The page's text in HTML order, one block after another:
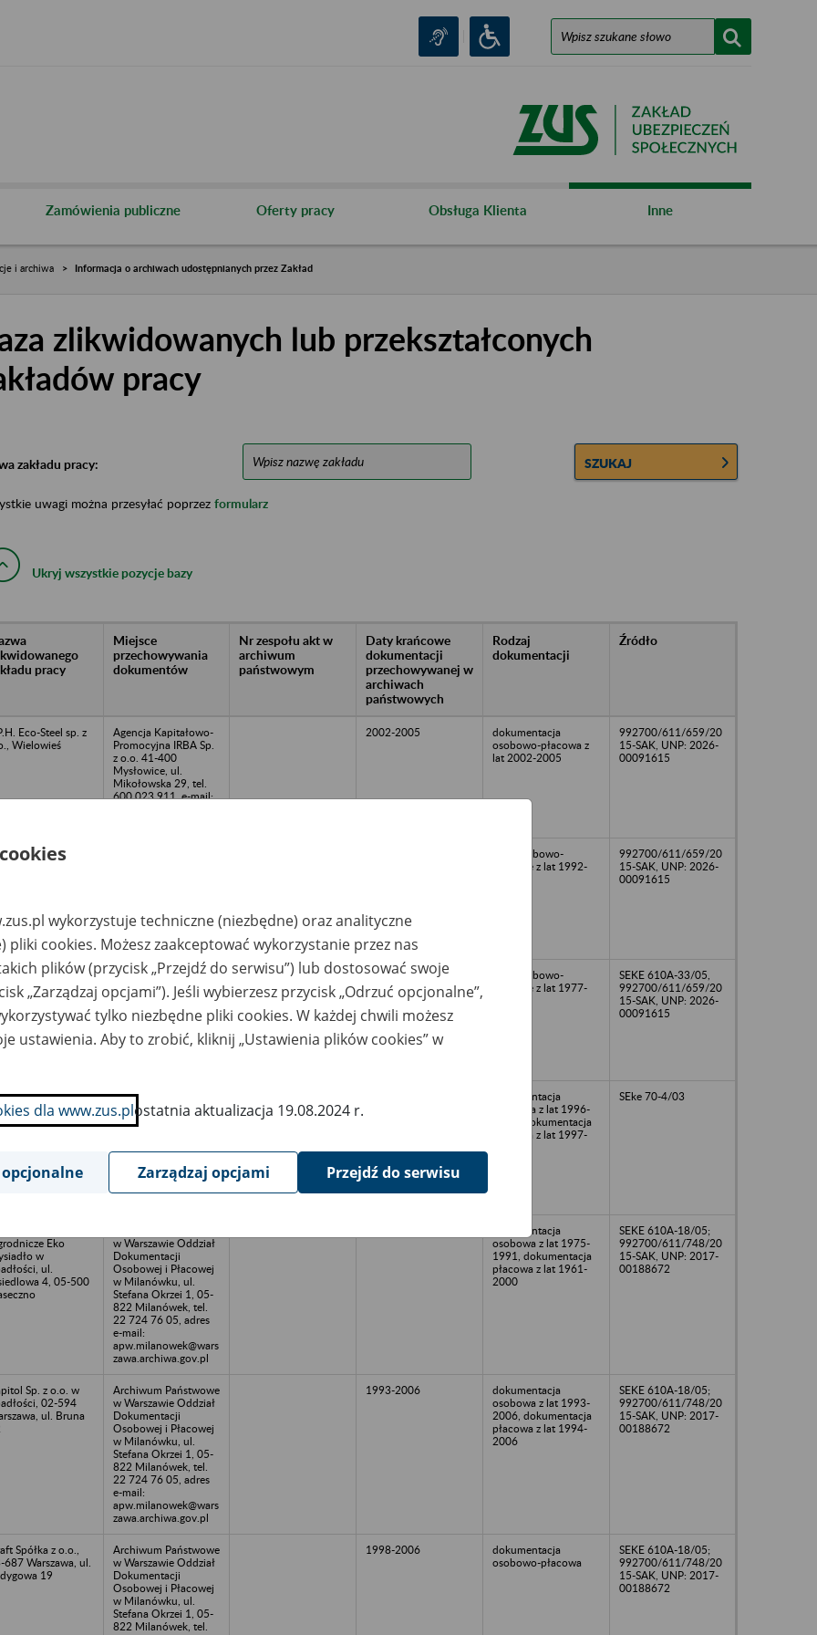
Zamówienia publiczne Oferty pracy Obsługa Klienta Inne
i archiwa Informacja o archiwach udostępnianych przez Zakład
zlikwidowanych lub przekształconych
pracy
zakładu pracy: SZUKAJ
uwagi można przesyłać poprzez formularz
Ukryj wszystkie pozycje bazy
pracy
Miejsce
przechowywania
dokumentów
Nr zespołu akt w
archiwum
państwowym
Daty krańcowe
dokumentacji
przechowywanej w
archiwach
państwowych
Rodzaj
dokumentacji
Źródło
Eco-Steel sp. z
Wielowieś
Agencja Kapitałowo-
Promocyjna IRBA Sp.
z o.o. 41-400
Mysłowice, ul.
Mikołowska 29, tel.
600 023 911, e-mail:
2002-2005
dokumentacja
osobowo-płacowa z
lat 2002-2005
992700/611/659/20
15-SAK, UNP: 2026-
00091615
CHRZANÓW Sp.
600 023 911, e-mail:
biuro@irba.pl,
www.irba.pl
akta osobowo-
płacowe z lat 1992-
992700/611/659/20
15-SAK, UNP: 2026-
00091615
Rybna
w likwidacji,
Pyskowicka 18
Agencja Kapitałowo-
Promocyjna IRBA Sp.
z o.o. 41-400
Mysłowice, ul.
Mikołowska 29, tel.
600 023 911, e-mail:
biuro@irba.pl,
akta osobowo-
płacowe z lat 1977-
SEKE 610A-33/05,
992700/611/659/20
15-SAK, UNP: 2026-
00091615
Mięsne
Noteci"
Ośrodek Archiwizacji i
Usług
Ekonomicznych
tel/fax: (067) 351-78-
55, 268-40-01,
dokumentacja
osobowa z lat 1996-
2008, dokumentacja
płacowa z lat 1997-
SEke 70-4/03
Eko
w
ul.
4, 05-500
w Warszawie Oddział
Dokumentacji
Osobowej i Płacowej
w Milanówku, ul.
Stefana Okrzei 1, 05-
822 Milanówek, tel.
22 724 76 05, adres
e-mail:
apw.milanowek@wars
zawa.archiwa.gov.pl
dokumentacja
osobowa z lat 1975-
1991, dokumentacja
płacowa z lat 1961-
2000
SEKE 610A-18/05;
992700/611/748/20
15-SAK, UNP: 2017-
00188672
Sp. z o.o. w
02-594
ul. Bruna
Archiwum Państwowe
w Warszawie Oddział
Dokumentacji
Osobowej i Płacowej
w Milanówku, ul.
Stefana Okrzei 1, 05-
822 Milanówek, tel.
22 724 76 05, adres
e-mail:
apw.milanowek@wars
zawa.archiwa.gov.pl
1993-2006
dokumentacja
osobowa z lat 1993-
2006, dokumentacja
płacowa z lat 1994-
2006
SEKE 610A-18/05;
992700/611/748/20
15-SAK, UNP: 2017-
00188672
Spółka z o.o.,
687 Warszawa, ul.
19
Archiwum Państwowe
w Warszawie Oddział
Dokumentacji
Osobowej i Płacowej
w Milanówku, ul.
Stefana Okrzei 1, 05-
822 Milanówek, tel.
1998-2006
dokumentacja
osobowo-płacowa
SEKE 610A-18/05;
992700/611/748/20
15-SAK, UNP: 2017-
00188672
wykorzystuje techniczne (niezbędne) oraz analityczne
pliki cookies. Możesz zaakceptować wykorzystanie przez nas
plików (przycisk „Przejdź do serwisu”) lub dostosować swoje
„Zarządzaj opcjami”). Jeśli wybierzesz przycisk „Odrzuć opcjonalne”,
tylko niezbędne pliki cookies. W każdej chwili możesz
ustawienia. Aby to zrobić, kliknij „Ustawienia plików cookies” w
dla www.zus.plostatnia aktualizacja 19.08.2024 r.
Zarządzaj opcjami Przejdź do serwisu